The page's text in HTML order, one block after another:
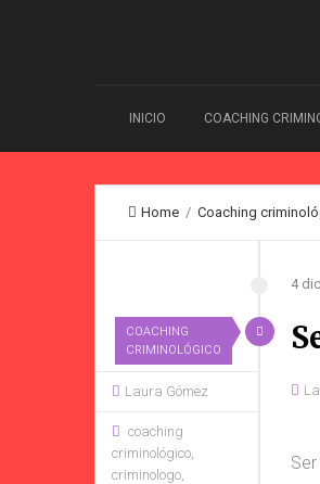
INICIO COACHING
Home / Coaching
COACHING
CRIMINOLÓGICO
4
Laura Gómez
coaching
criminológico,
criminologo,